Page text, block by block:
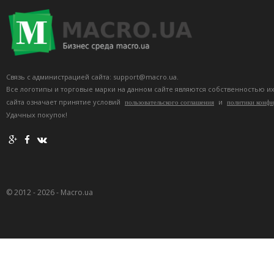
Связь с администрацией сайта: support@macro.ua.
Все логотипы и торговые марки на данном сайте являются собственностью
сайта означает принятие условий
пользовательского соглашения и политики
Удачных покупок!
© 2012 - 2026 - Macro.ua